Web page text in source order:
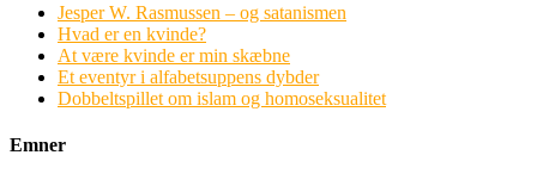
Jesper W. Rasmussen – og satanismen
Hvad er en kvinde?
At være kvinde er min skæbne
Et eventyr i alfabetsuppens dybder
Dobbeltspillet om islam og homoseksualitet
Emner